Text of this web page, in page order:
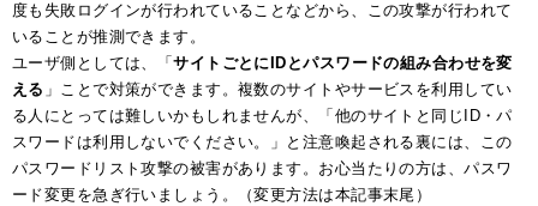
度も失敗ログインが行われていることなどから、この攻撃が行われて
いることが推測できます。
ユーザ側としては、「サイトごとにIDとパスワードの組み合わせを変
える 」ことで対策ができます。複数のサイトやサービスを利用してい
る人にとっては難しいかもしれませんが、「他のサイトと同じID・パ
スワードは利用しないでください。」と注意喚起される裏には、この
パスワードリスト攻撃の被害があります。お心当たりの方は、パスワ
ード変更を急ぎ行いましょう。（変更方法は本記事末尾）